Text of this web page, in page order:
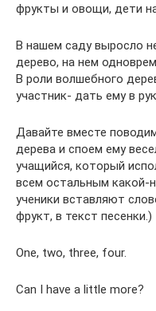
фрукты и овощи, дети
В нашем саду выросло
дерево, на нем
В роли волшебного
участник- дать ему в
Давайте вместе
дерева и споем ему
учащийся, который
всем остальным какой-
ученики вставляют
фрукт, в текст песенки.)
One, two, three, four.
Can I have a little more?